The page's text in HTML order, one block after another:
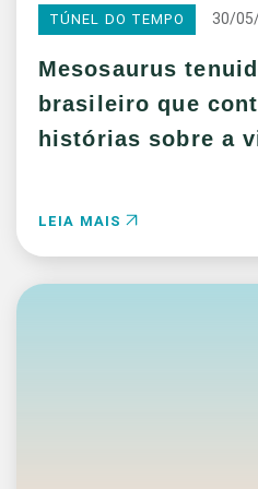
TÚNEL DO TEMPO 30/
Mesosaurus
brasileiro que
histórias sobre a
LEIA MAIS